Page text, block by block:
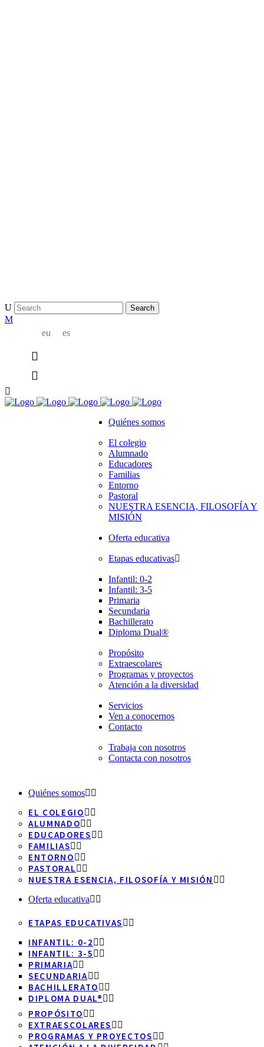
eu es
Quiénes somos
El colegio
Alumnado
Educadores
Familias
Entorno
Pastoral
NUESTRA ESENCIA, FILOSOFÍA Y
MISIÓN
Oferta educativa
Etapas educativas
Infantil: 0-2
Infantil: 3-5
Primaria
Secundaria
Bachillerato
Diploma Dual®
Propósito
Extraescolares
Programas y proyectos
Atención a la diversidad
Servicios
Ven a conocernos
Contacto
Trabaja con nosotros
Contacta con nosotros
Quiénes somos
EL COLEGIO
ALUMNADO
EDUCADORES
FAMILIAS
ENTORNO
PASTORAL
NUESTRA ESENCIA, FILOSOFÍA Y MISIÓN
Oferta educativa
ETAPAS EDUCATIVAS
INFANTIL: 0-2
INFANTIL: 3-5
PRIMARIA
SECUNDARIA
BACHILLERATO
DIPLOMA DUAL®
PROPÓSITO
EXTRAESCOLARES
PROGRAMAS Y PROYECTOS